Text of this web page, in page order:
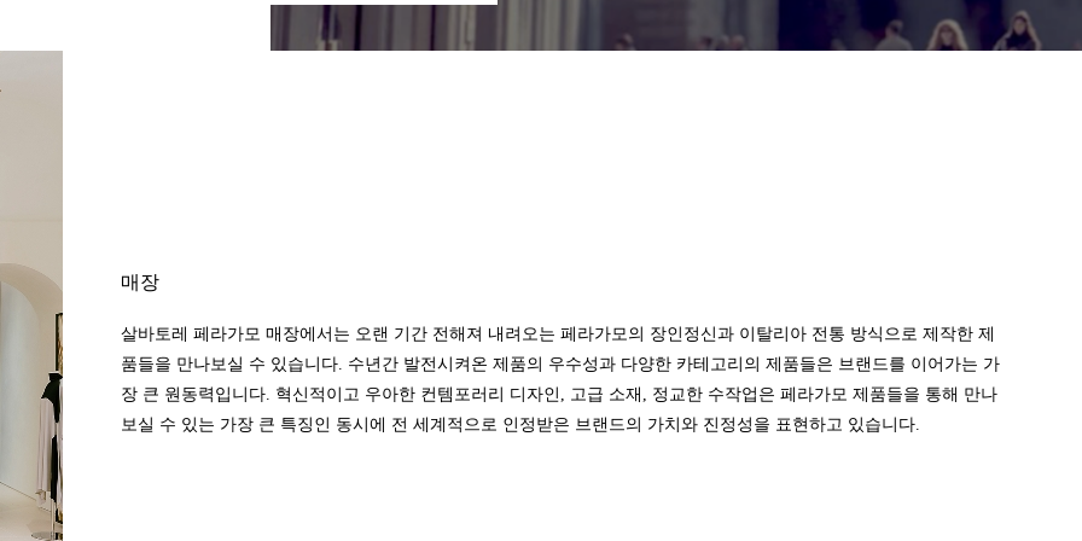
매장
살바토레 페라가모 매장에서는 오랜 기간 전해져 내려오는 페라가모의 장인정신과 이탈리아 전통 방식으로 제작한 제
품들을 만나보실 수 있습니다. 수년간 발전시켜온 제품의 우수성과 다양한 카테고리의 제품들은 브랜드를 이어가는 가
장 큰 원동력입니다. 혁신적이고 우아한 컨템포러리 디자인, 고급 소재, 정교한 수작업은 페라가모 제품들을 통해 만나
보실 수 있는 가장 큰 특징인 동시에 전 세계적으로 인정받은 브랜드의 가치와 진정성을 표현하고 있습니다.